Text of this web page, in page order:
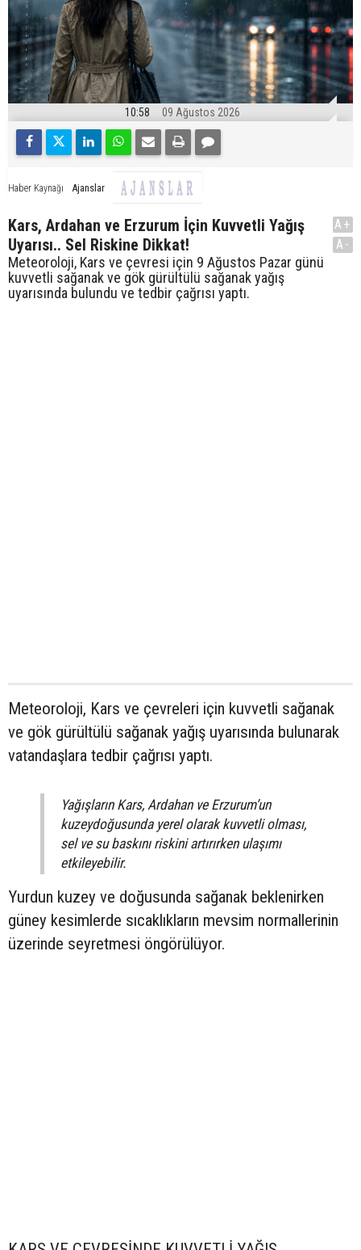
10:58 09 Ağustos 2026
Haber Kaynağı Ajanslar
Kars, Ardahan ve Erzurum İçin Kuvvetli Yağış
Uyarısı.. Sel Riskine Dikkat!
Meteoroloji, Kars ve çevresi için 9 Ağustos Pazar günü
kuvvetli sağanak ve gök gürültülü sağanak yağış
uyarısında bulundu ve tedbir çağrısı yaptı.
A+
A-
Meteoroloji, Kars ve çevreleri için kuvvetli sağanak
ve gök gürültülü sağanak yağış uyarısında bulunarak
vatandaşlara tedbir çağrısı yaptı.
Yağışların Kars, Ardahan ve Erzurum’un
kuzeydoğusunda yerel olarak kuvvetli olması,
sel ve su baskını riskini artırırken ulaşımı
etkileyebilir.
Yurdun kuzey ve doğusunda sağanak beklenirken
güney kesimlerde sıcaklıkların mevsim normallerinin
üzerinde seyretmesi öngörülüyor.